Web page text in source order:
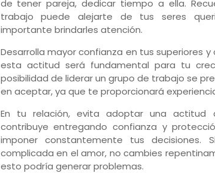
de tener pareja, dedicar tiempo a ella.
trabajo puede alejarte de tus seres
importante brindarles atención.
Desarrolla mayor confianza en tus superiores
esta actitud será fundamental para tu
posibilidad de liderar un grupo de trabajo se
en aceptar, ya que te proporcionará
En tu relación, evita adoptar una actitud
contribuye entregando confianza y
imponer constantemente tus decisiones.
complicada en el amor, no cambies
esto podría generar problemas.